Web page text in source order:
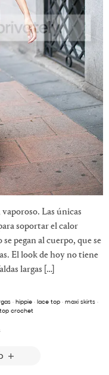
Las únicas
soportar el calor
pegan al cuerpo, que se
El look de hoy no tiene
largas […]
· hippie · lace top · maxi skirts ·
top crochet